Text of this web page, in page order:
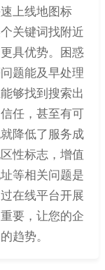
上线地图标
关键词找附近
具优势。困惑
题能及早处理
够找到搜索出
任，甚至有可
降低了服务成
性标志，增值
等相关问题是
在线平台开展
要，让您的企
趋势。